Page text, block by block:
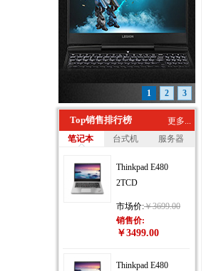
1 2 3
Top销售排行榜
笔记本 台式机 服务器
Thinkpad E480
2TCD
市场价:￥3699.00
销售价:
￥3499.00
Thinkpad E480
更多...